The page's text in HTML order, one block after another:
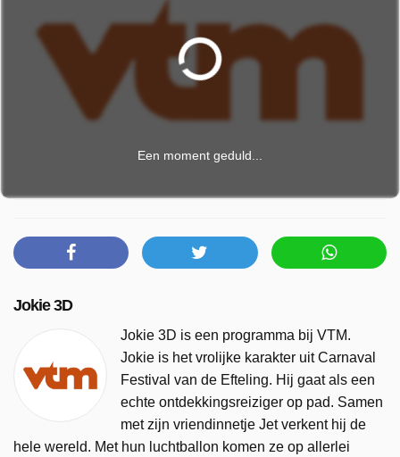
Een moment geduld...
Jokie 3D
Jokie 3D is een programma bij VTM.
Jokie is het vrolijke karakter uit Carnaval
Festival van de Efteling. Hij gaat als een
echte ontdekkingsreiziger op pad. Samen
met zijn vriendinnetje Jet verkent hij de
hele wereld. Met hun luchtballon komen ze op allerlei